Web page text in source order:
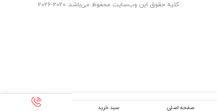
کلیه حقوق این وب‌سایت محفوظ می‌باشد. 2020-2026
صفحه اصلی
سبد خرید